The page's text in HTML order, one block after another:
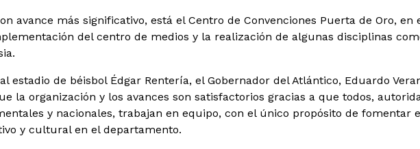
avance más significativo, está el Centro de Convenciones Puerta de Oro, en
del centro de medios y la realización de algunas disciplinas
estadio de béisbol Édgar Rentería, el Gobernador del Atlántico, Eduardo
la organización y los avances son satisfactorios gracias a que todos,
y nacionales, trabajan en equipo, con el único propósito de fomentar
y cultural en el departamento.